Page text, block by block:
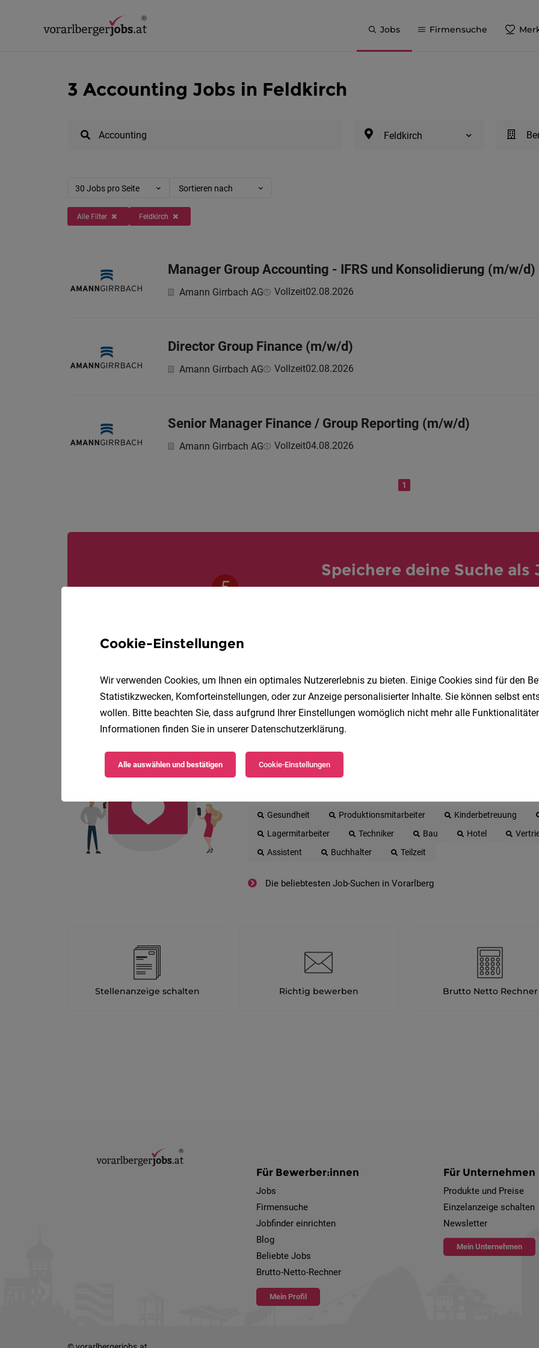
Jobs Firmensuche
3 Accounting Jobs in Feldkirch
Feldkirch
30 Jobs pro Seite Sortieren nach
Alle Filter Feldkirch
Manager Group Accounting - IFRS und Konsolidierung (m/w/d)
Amann Girrbach AG Vollzeit02.08.2026
Director Group Finance (m/w/d)
Amann Girrbach AG Vollzeit02.08.2026
Senior Manager Finance / Group Reporting (m/w/d)
Amann Girrbach AG Vollzeit04.08.2026
1
Speichere deine Suche als
Die beliebtesten Jobs in Vorarlberg
Gesundheit Produktionsmitarbeiter Kinderbetreuung
Lagermitarbeiter
Techniker Bau Hotel
Assistent
Buchhalter Teilzeit
Die beliebtesten Job-Suchen in Vorarlberg
Stellenanzeige schalten Richtig bewerben Brutto Netto Rechner
Für Bewerber:innen
Jobs
Firmensuche
Jobfinder einrichten
Blog
Beliebte Jobs
Brutto-Netto-Rechner
Mein Profil
Für Unternehmen
Produkte und Preise
Einzelanzeige schalten
Newsletter
Mein Unternehmen
Cookie-Einstellungen
Wir verwenden Cookies, um Ihnen ein optimales Nutzererlebnis zu bieten. Einige Cookies sind für den
Statistikzwecken, Komforteinstellungen, oder zur Anzeige personalisierter Inhalte. Sie können selbst
wollen. Bitte beachten Sie, dass aufgrund Ihrer Einstellungen womöglich nicht mehr alle
Informationen finden Sie in unserer Datenschutzerklärung.
Alle auswählen und bestätigen Cookie-Einstellungen